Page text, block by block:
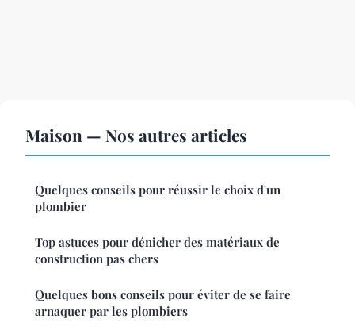
Maison — Nos autres articles
Quelques conseils pour réussir le choix d'un
plombier
Top astuces pour dénicher des matériaux de
construction pas chers
Quelques bons conseils pour éviter de se faire
arnaquer par les plombiers